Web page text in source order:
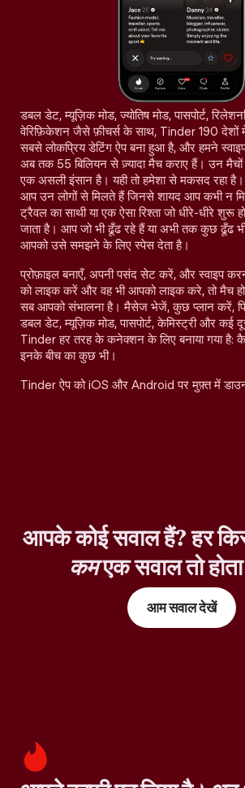
डबल डेट, म्यूज़िक मोड, ज्योतिष मोड, पासपोर्ट,
वेरिफ़िकेशन जैसे फ़ीचर्स के साथ, Tinder 190 देशों
सबसे लोकप्रिय डेटिंग ऐप बना हुआ है, और हमने
अब तक 55 बिलियन से ज़्यादा मैच कराए हैं। उन
एक असली इंसान है। यही तो हमेशा से मकसद रहा
आप उन लोगों से मिलते हैं जिनसे शायद आप कभी न
ट्रैवल का साथी या एक ऐसा रिश्ता जो धीरे-धीरे
जाता है। आप जो भी ढूँढ रहे हैं या अभी तक कुछ ढूँढ
आपको उसे समझने के लिए स्पेस देता है।
प्रोफ़ाइल बनाएँ, अपनी पसंद सेट करें, और स्वाइप
को लाइक करें और वह भी आपको लाइक करे, तो मैच
सब आपको संभालना है। मैसेज भेजें, कुछ प्लान करें,
डबल डेट, म्यूज़िक मोड, पासपोर्ट, केमिस्ट्री और कई
Tinder हर तरह के कनेक्शन के लिए बनाया गया है:
इनके बीच का कुछ भी।
Tinder ऐप को iOS और Android पर मुफ़्त में
आपके कोई सवाल हैं? हर
कमएक सवाल तो होता
आम सवाल देखें